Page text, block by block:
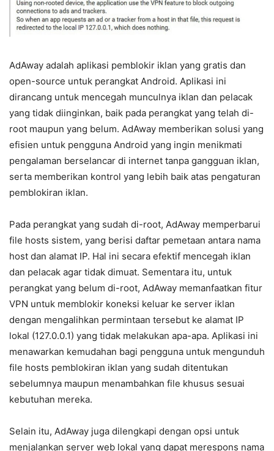
AdAway adalah aplikasi pemblokir iklan yang gratis dan
open-source untuk perangkat Android. Aplikasi ini
dirancang untuk mencegah munculnya iklan dan pelacak
yang tidak diinginkan, baik pada perangkat yang telah di-
root maupun yang belum. AdAway memberikan solusi yang
efisien untuk pengguna Android yang ingin menikmati
pengalaman berselancar di internet tanpa gangguan iklan,
serta memberikan kontrol yang lebih baik atas pengaturan
pemblokiran iklan.
Pada perangkat yang sudah di-root, AdAway memperbarui
file hosts sistem, yang berisi daftar pemetaan antara nama
host dan alamat IP. Hal ini secara efektif mencegah iklan
dan pelacak agar tidak dimuat. Sementara itu, untuk
perangkat yang belum di-root, AdAway memanfaatkan fitur
VPN untuk memblokir koneksi keluar ke server iklan
dengan mengalihkan permintaan tersebut ke alamat IP
lokal (127.0.0.1) yang tidak melakukan apa-apa. Aplikasi ini
menawarkan kemudahan bagi pengguna untuk mengunduh
file hosts pemblokiran iklan yang sudah ditentukan
sebelumnya maupun menambahkan file khusus sesuai
kebutuhan mereka.
Selain itu, AdAway juga dilengkapi dengan opsi untuk
menjalankan server web lokal yang dapat merespons nama